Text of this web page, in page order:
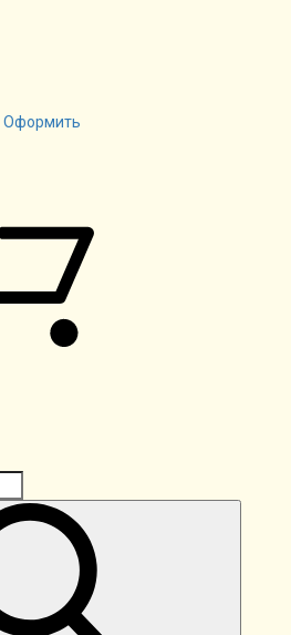
Оформить